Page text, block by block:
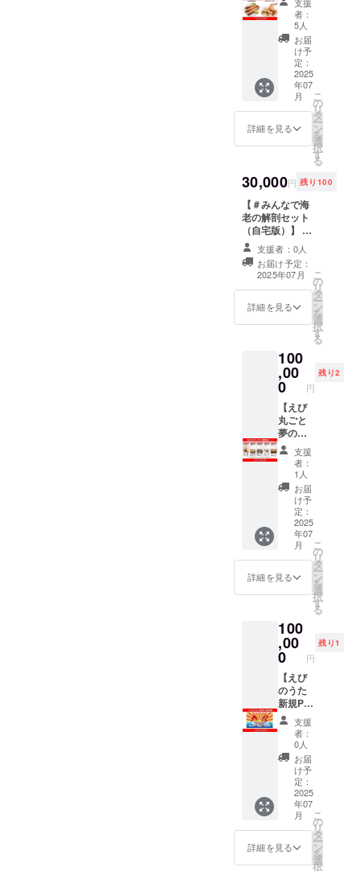
ム) ■お
客様の
口コミ
★★★
★★
ににさ
ん ぷ
りっぷ
りで大
ぶりな
エビが
たくさ
ていて
びっく
り！ ト
マト
ソース
タに入
れた
り、ア
ヒー
ジョに
段スー
パーで
買うえ
びより
も大ぶ
りで食
べ応え
もあっ
てすご
く美味
しかっ
たで
す！
★★★
★★ R
ママさ
ん スー
パーで
ビに比
べてと
ても大
きくて
ぷりぷ
り！ 食
べ応え
があっ
てとっ
ても大
満足で
す♡ し
かも殻
や背腸
などの
処理の
手間が
いら
ミャン
マー、
パキス
タン、
タイ、
ベトナ
客様の
口コミ
★★★
★★
ににさ
りっぷ
りで大
ぶりな
エビが
たくさ
ん入っ
ていて
びっく
り！ ト
マト
ソース
のパス
タに入
り、ア
ヒー
ジョに
してみ
たので
すが普
段スー
パーで
買うえ
びより
も大ぶ
りで食
べ応え
もあっ
てすご
く美味
しかっ
たで
す！
★★★
★★ R
ママさ
ん スー
パーで
売って
いる冷
凍のエ
ビに比
べてと
ても大
きくて
ぷりぷ
り！ 食
べ応え
があっ
てとっ
ても大
満足で
す♡ し
かも殻
アイテ
ム～～♪
④海老
の解剖
下敷き
学びな
がら楽
しめ
る！海
老解剖
下敷き
海老の
がら、
楽しん
で使え
るアイ
テムで
す！
⑤★今
なら教
材用”え
びかに
塗り
絵”を提
緒にエ
ビライ
フを盛
り上げ
ましょ
う～～
～！！
エビエ
ビッ！
日本海
老協会
の「エ
ビ応援
団」と
して、
あなた
のお名
前を協
会公式
ホーム
に掲
載！こ
こでし
か手に
入らな
い「絶
品かっ
ぱえび
せんオ
リジナ
ルフー
ドク
リップ
（限定
100
個）」
エビの
生態を
学べる
ンで、
本格江
戸前寿
司と、
香り高
いOlive
油で丁
寧に揚
感覚の
天ぷら
ただけ
素材選
びから
仕上げ
まで、
すべて
にこだ
皿一皿
に、海
力を存
分に詰
め込み
まし
た。 こ
のプロ
ジェク
トを通
して、
海老の
新たな
可能性
と、日
本の食
文化の
未来に
とを心
から嬉
思って
いま
す。皆
さまの
ご支援
とご来
店を、
心より
お待ち
してお
りま
す。 ≪
店舗情
報≫ 店
名： 鮨
玉かが
住所：
〒135-
びかに
塗り
絵」が
含まれ
ていま
す。海
老の構
造を学
ら、実
際に解
味しさ
感！食
べるこ
とはも
ちろ
ん、学
びの楽
しさも
る特別
なセッ
商品
名：天
然大き
な有頭
エビ
（８
尾）約
75g/尾
海
老の解
剖下敷
え
びかに
（提
供） ・
ンドネ
シ
ア
・おす
すめ調
理法：
塩焼
き、エ
ビフラ
イ、テ
ルミ
ドー
ル ■
お客様
からの
★★
ぷりぷ
れてい
るた
め、ご
家庭や
BBQで
も使い
やすく
なって
いま
す。ご
お中
歳暮に
使用す
るのも
おすす
めで
す。日
本海老
事であ
る藤井
常にス
トック
してあ
です。
＊＊注
意事項
＊＊ 解
凍後、
背ワタ
を取っ
てから
加熱調
理する
ことを
お勧め
す。 ■
リター
商品
名：社
長海老
無頭エ
ビ）
内容
量：1箱
(1.8Kg)
製造
者：毎
味水産
株式会
社 加
工地：
愛知県
賞味
期限：
ン品の
紹介
①Calbe
eかっぱ
えびせ
ん ちゃ
んちゃ
んこ
♪・・・
（レア
の解剖
下敷
き・・
・（学
びも楽
しい♪）
③ 海老
の塗り
絵・・
・（お
子さま
に！）
④お礼
のお手
紙・・
・（心
を込め
てお届
けしま
す） **
数量限
定40個
のみの
非売
品！**
レアな
Calbee
ちゃん
ちゃん
ンスを
お見逃
しな
く！ 長
寿の象
徴の
「海
老」を
心臓部
分にあ
しらっ
た海老
がかっ
ぱえび
せんの
海老！
ちゃん
ちゃん
ト】 ■
リター
ン品の
内容 ①
・商品
名：天
然大き
な有頭
エビ
（８
尾）１
尾あた
り約75g
・産
地：イ
ンドネ
シ
ア
紹介：
全日本
海老選
手権で
専門審
た”最高
の有頭
エビ”を
使用。
インド
ネシア
産イリ
アン海
峡で
育った
天然エ
ビを、
鮮度を
守るた
めに－
40℃で
瞬間凍
結し、
けしま
す。
・おす
すめ調
理法：
塩焼
き、エ
ビフラ
イ、テ
ルミ
ドー
ル ②
・商品
名：背
わた処
理済
大粒む
きえび
者：
5人
お届
け予
定：
2025
年07
月
詳細を見る
こ
の
リ
タ
ー
ン
を
選
択
す
る
30,000円 残り100
【＃みんなで海
老の解剖セット
（自宅版）】 学
校・教育機関向
けの海老をご自
宅にお届けしま
す！ 自宅版：家
族で楽しむ！業
務用エビ解剖
る体験をしてみ
ませんか？
【セット内容】
有頭海老 35尾
（業務用・冷
凍・ブロック凍
結） 解剖＆食事
にたっぷり！ 海
老の解剖下敷き
ら楽しく学べ
※ 本商品は「原
版」と呼ばれる
ブロック凍結の
業務用エビで
す。 1尾ずつ取
り出すことがで
凍でお届けしま
すので、解凍後
はなるべく早く
ご使用くださ
におすすめ！】
自由研究や食育
に！ お子さまと
一緒に楽しく学
後は料理して美
味しく食べられ
明】 有頭エビ
（35尾）と海老
の解剖下敷き(1
枚）がセットに
なっており、仲
支援者：0人
お届け予定：
2025年07月
詳細を見る
こ
の
リ
タ
ー
ン
を
選
択
す
る
100
,00
0 円
残り2
【えび
丸ごと
夢の料
理コン
テスト
審査権
（授賞
権）】
あなた
も審査
員に！
未来の
「子ど
も海老
大使」
を選ぼ
生の思
い出を
子ども
たちと
一緒に
作る特
別な機
会で
す。
「えび
丸ごと
夢の料
理コン
テス
ト」の
審査員
を務め
ていた
だく権
支援
者：
1人
お届
け予
定：
2025
年07
月
詳細を見る
こ
の
リ
タ
ー
ン
を
選
択
す
る
100
,00
0 円
残り1
【えび
のうた
新規PV
提案
権】 ★
音楽関
係者の
皆様、
お力を
貸して
くださ
い！ 日
本海老
協会の
公式
支援
者：
0人
お届
け予
定：
2025
年07
月
詳細を見る
こ
の
リ
タ
ー
ン
を
選
択